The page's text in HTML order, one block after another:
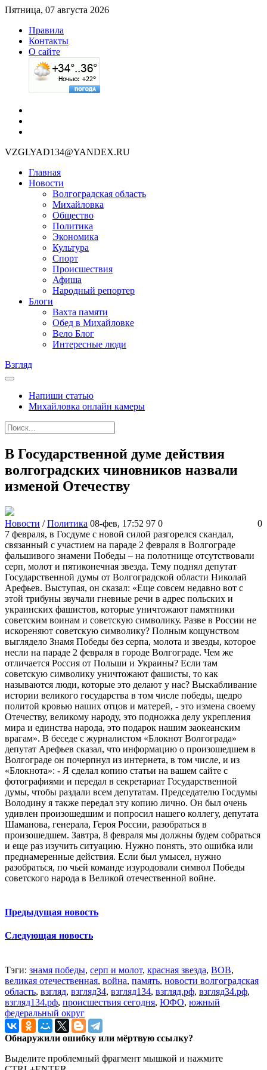
Пятница, 07 августа 2026
Правила
Контакты
О сайте
VZGLYAD134@YANDEX.RU
Главная
Новости
Волгоградская область
Михайловка
Общество
Политика
Экономика
Культура
Спорт
Происшествия
Афиша
Народный репортер
Блоги
Вахта памяти
Обед в Михайловке
Вело Блог
Интересные люди
Взгляд
Напиши статью
Михайловка онлайн камеры
В Государственной думе действия
волгоградских чиновников назвали
изменой Отечеству
Новости /Политика 08-фев, 17:52 97 0
0
7 февраля, в Госдуме с новой силой разгорелся скандал,
связанный с участием на параде 2 февраля в Волгограде
фальшивого знамени Победы – на полотнище отсутствовали
серп, молот и пятиконечная звезда. Тему поднял депутат
Государственной думы от Волгоградской области Николай
Арефьев. Выступая, он сказал: «Еще совсем недавно вот с
этой трибуны звучали гневные речи в адрес польских и
украинских фашистов, которые уничтожают памятники
советским воинам и советскую символику. Разве в России не
искореняют советскую символику? Полным кощунством
выглядело Знамя Победы без серпа, молота и звезды, которое
несли на параде 2 февраля в городе Волгограде. Чем же
отличается Россия от Польши и Украины? Если там
советскую символику уничтожают фашисты, то как
называются люди, которые это делают у нас? Выскабливание
истории великого государства в том числе победы, щедро
политой кровью наших отцов и матерей, - это измена своему
Отечеству, великому народу, это подножка делу укрепления
мира и единства народа, это подарок нашим заокеанским
врагам». В беседе с журналистом «Блокнот Волгограда»
депутат Арефьев сказал, что информацию о произошедшем в
Волгограде он почерпнул из интернета, в том числе, и из
«Блокнота»: - Я сделал копию статьи на вашем сайте с
фотографиями и передал в секретариат Государственной
думы, чтобы раздали всем депутатам. Председателю Госдумы
Володину я также передал эту копию лично. Он был очень
удивлен произошедшим и попросил нашего коллегу, депутата
Шаманова, генерала, Героя России, разобраться в
произошедшем. Завтра, 8 февраля мы должны будем собраться
и еще раз изучить ситуацию. Нужно понять, это ошибка или
преднамеренные действия. Если был умысел, нужно
разобраться, по чьей команде изуродовали символ Победы
советского народа в Великой отечественной войне.
Предыдущая новость
Следующая новость
Тэги: знамя победы, серп и молот, красная звезда, ВОВ,
великая отечественная, война, память, новости волгоградская
область, взгляд, взгляд34, взгляд134, взгляд.рф, взгляд34.рф,
взгляд134.рф, происшествия сегодня, ЮФО, южный
федеральный округ
Обнаружили ошибку или мёртвую ссылку?
Выделите проблемный фрагмент мышкой и нажмите